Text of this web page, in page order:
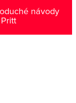
návody